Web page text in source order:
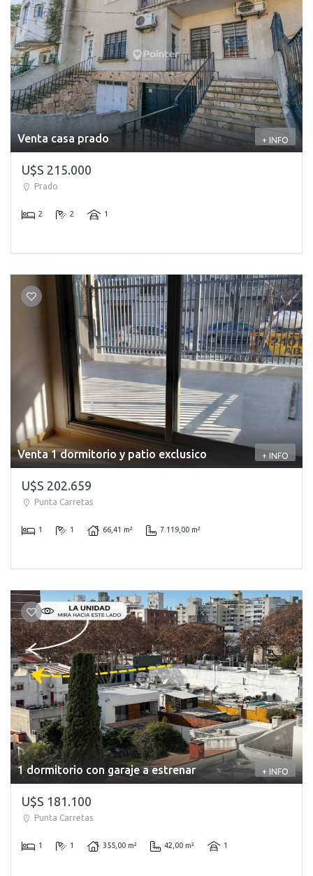
Venta casa prado + INFO
U$S 215.000
Prado
2 2 1
Venta 1 dormitorio y patio exclusico + INFO
U$S 202.659
Punta Carretas
1 1 66,41 m² 7.119,00 m²
1 dormitorio con garaje a estrenar + INFO
U$S 181.100
Punta Carretas
1 1 355,00 m² 42,00 m² 1